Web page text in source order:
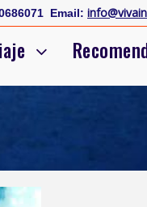
Email: